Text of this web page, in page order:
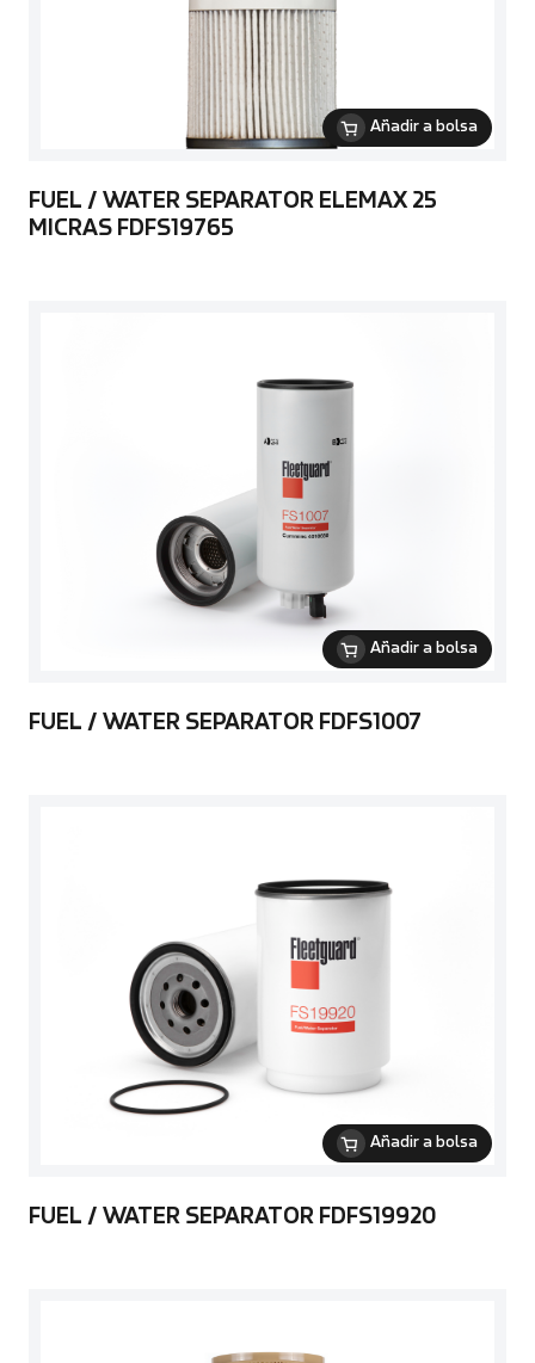
Añadir a bolsa
FUEL / WATER SEPARATOR ELEMAX 25
MICRAS FDFS19765
Añadir a bolsa
FUEL / WATER SEPARATOR FDFS1007
Añadir a bolsa
FUEL / WATER SEPARATOR FDFS19920